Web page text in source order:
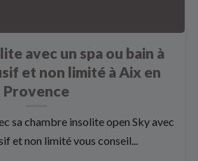
avec un spa ou bain à
et non limité à Aix en
Provence
sa chambre insolite open Sky avec
et non limité vous conseil...